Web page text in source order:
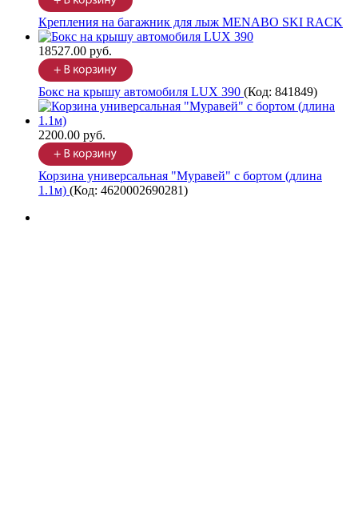
Крепления на багажник для лыж MENABO SKI RACK
18527.00 руб.
Бокс на крышу автомобиля LUX 390 (Код: 841849)
2200.00 руб.
Корзина универсальная "Муравей" с бортом (длина
1.1м) (Код: 4620002690281)